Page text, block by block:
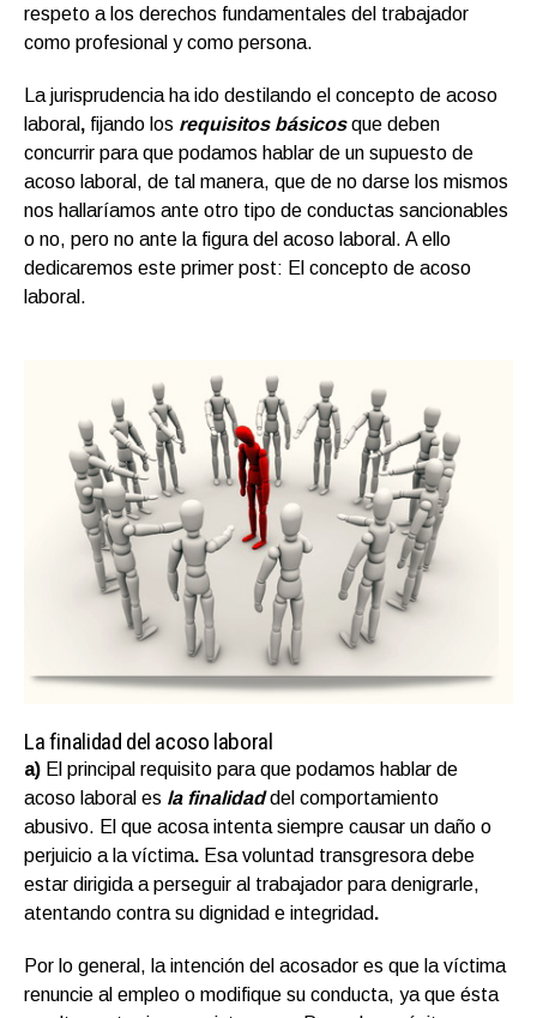
respeto a los derechos fundamentales del trabajador
como profesional y como persona.
La jurisprudencia ha ido destilando el concepto de acoso
laboral, fijando los requisitos básicosque deben
concurrir para que podamos hablar de un supuesto de
acoso laboral, de tal manera, que de no darse los mismos
nos hallaríamos ante otro tipo de conductas sancionables
o no, pero no ante la figura del acoso laboral. A ello
dedicaremos este primer post: El concepto de acoso
laboral.
La finalidad del acoso laboral
a) El principal requisito para que podamos hablar de
acoso laboral es la finalidad del comportamiento
abusivo. El que acosa intenta siempre causar un daño o
perjuicio a la víctima. Esa voluntad transgresora debe
estar dirigida a perseguir al trabajador para denigrarle,
atentando contra su dignidad e integridad.
Por lo general, la intención del acosador es que la víctima
renuncie al empleo o modifique su conducta, ya que ésta